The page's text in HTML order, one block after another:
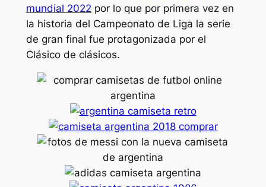
mundial 2022 por lo que por primera vez en
la historia del Campeonato de Liga la serie
de gran final fue protagonizada por el
Clásico de clásicos.